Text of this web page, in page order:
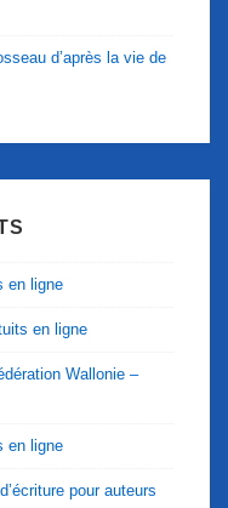
d’après la vie de
en ligne
en ligne
Wallonie –
en ligne
pour auteurs